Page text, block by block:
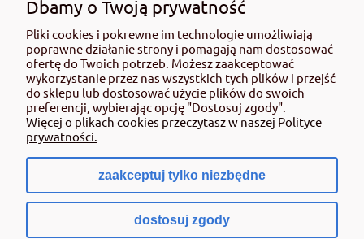
99,00 zł
zawiera 8% VAT, bez kosztów dostawy
( 1 tona = 3 960,00 zł )
Cena netto:91,67 zł
Do koszyka
Dbamy o Twoją prywatność
Pliki cookies i pokrewne im technologie umożliwiają
poprawne działanie strony i pomagają nam dostosować
ofertę do Twoich potrzeb. Możesz zaakceptować
wykorzystanie przez nas wszystkich tych plików i przejść
do sklepu lub dostosować użycie plików do swoich
preferencji, wybierając opcję "Dostosuj zgody".
Więcej o plikach cookies przeczytasz w naszej Polityce
prywatności.
zaakceptuj tylko niezbędne
dostosuj zgody